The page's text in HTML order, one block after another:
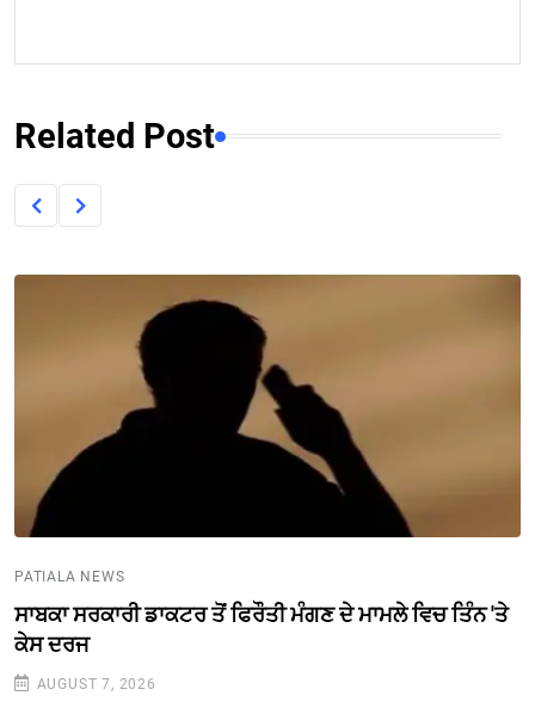
Related Post
PATIALA NEWS
ਸਾਬਕਾ ਸਰਕਾਰੀ ਡਾਕਟਰ ਤੋਂ ਫਿਰੌਤੀ ਮੰਗਣ ਦੇ ਮਾਮਲੇ ਵਿਚ ਤਿੰਨ 'ਤੇ
ਕੇਸ ਦਰਜ
AUGUST 7, 2026